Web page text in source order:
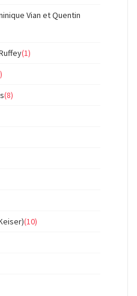
Vian et Quentin
(1)
(8)
(10)